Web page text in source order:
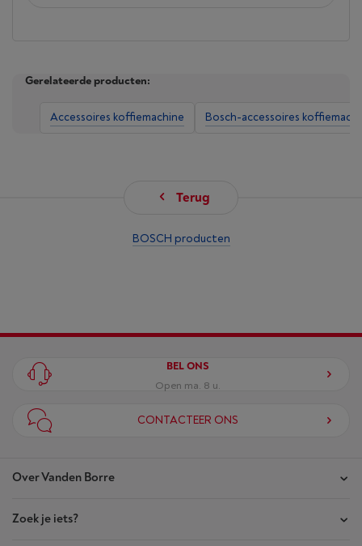
Gerelateerde producten:
Accessoires koffiemachine Bosch-accessoires
Terug
BOSCH producten
Over Vanden Borre
Onze winkels
Zoek je iets?
BEL ONS
Open ma. 8 u.
CONTACTEER ONS